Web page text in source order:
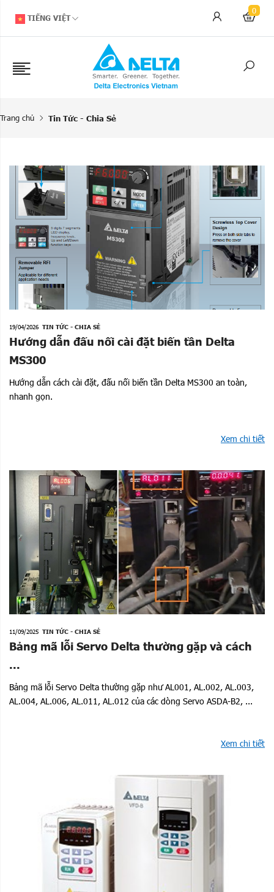
TIẾNG VIỆT
0
Trang chủ Tin Tức - Chia Sẻ
19/04/2026 TIN TỨC - CHIA SẺ
Hướng dẫn đấu nối cài đặt biến tần Delta
MS300
Hướng dẫn cách cài đặt, đấu nối biến tần Delta MS300 an toàn,
nhanh gọn.
Xem chi tiết
11/09/2025 TIN TỨC - CHIA SẺ
Bảng mã lỗi Servo Delta thường gặp và cách
...
Bảng mã lỗi Servo Delta thường gặp như AL001, AL.002, AL.003,
AL.004, AL.006, AL.011, AL.012 của các dòng Servo ASDA-B2, ...
Xem chi tiết